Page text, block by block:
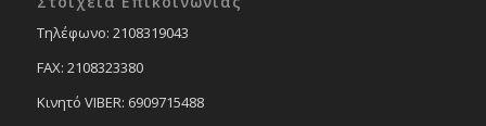
Tηλέφωνο: 2108319043
FAX: 2108323380
Κινητό VIBER: 6909715488